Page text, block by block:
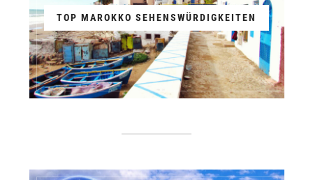
TOP MAROKKO SEHENSWÜRDIGKEITEN